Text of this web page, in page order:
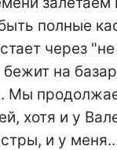
полные
через
бежит на
Мы
хотя и у
и у